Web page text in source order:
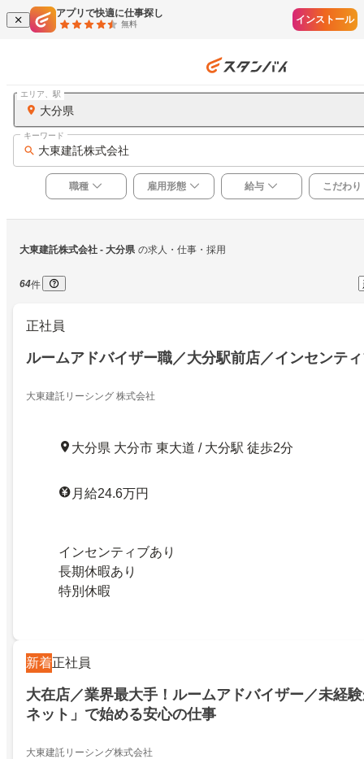
アプリで快適に仕事探し
無料 インストール
大分県
エリア、駅
大東建託株式会社
キーワード
職種 雇用形態 給与 こだわり
大東建託株式会社 - 大分県 の求人・仕事・採用
64件
正社員
ルームアドバイザー職／大分駅前店／インセンテ
大東建託リーシング 株式会社
大分県 大分市 東大道 / 大分駅 徒歩2分
月給24.6万円
インセンティブあり
長期休暇あり
特別休暇
新着正社員
大在店／業界最大手！ルームアドバイザー／未経
ネット」で始める安心の仕事
大東建託リーシング株式会社